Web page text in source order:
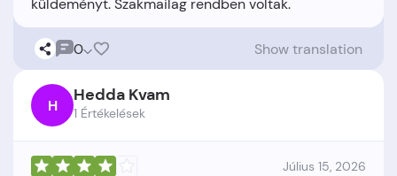
0 Show translation
H Hedda Kvam
1 Értékelések
Július 15, 2026